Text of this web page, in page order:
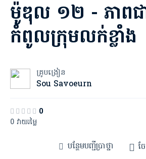
ម៉ូឌុល​ ១២ - ភាពជ
កំពូលក្រុមលក់ខ្លាំង
គ្រូបង្រៀន
Sou Savoeurn
0
0 វាយរម្លៃ
បន្ថែម​បញ្ជី​ប្រាថ្នា ច